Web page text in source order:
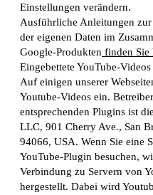
Einstellungen verändern.
Ausführliche Anleitungen
der eigenen Daten im
Google-Produkten finden Sie
Eingebettete YouTube-Videos
Auf einigen unserer
Youtube-Videos ein.
entsprechenden Plugins ist
LLC, 901 Cherry Ave., San
94066, USA. Wenn Sie eine
YouTube-Plugin besuchen,
Verbindung zu Servern von
hergestellt. Dabei wird